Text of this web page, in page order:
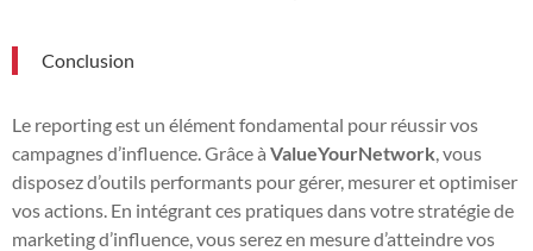
Conclusion
Le reporting est un élément fondamental pour réussir vos
campagnes d’influence. Grâce à ValueYourNetwork , vous
disposez d’outils performants pour gérer, mesurer et optimiser
vos actions. En intégrant ces pratiques dans votre stratégie de
marketing d’influence, vous serez en mesure d’atteindre vos